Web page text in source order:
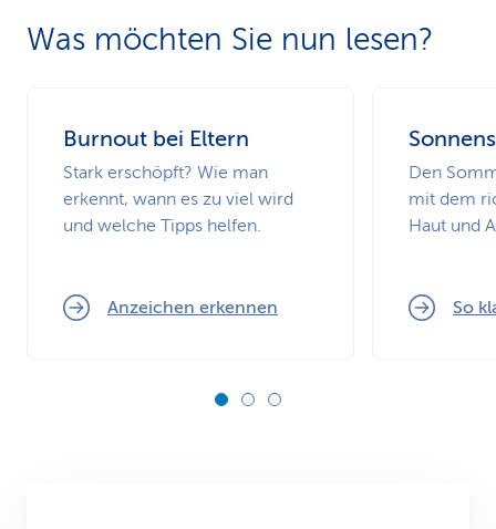
Was möchten Sie nun lesen?
Burnout bei Eltern
Stark erschöpft? Wie man
erkennt, wann es zu viel wird
und welche Tipps helfen.
Anzeichen erkennen
Den
mit dem
Haut und
So